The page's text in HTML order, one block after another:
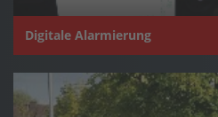
Digitale Alarmierung